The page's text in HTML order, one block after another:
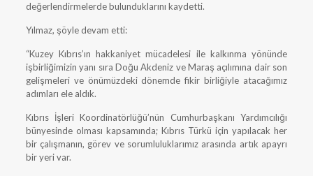
değerlendirmelerde bulunduklarını kaydetti.
Yılmaz, şöyle devam etti:
“Kuzey Kıbrıs’ın hakkaniyet mücadelesi ile kalkınma yönünde
işbirliğimizin yanı sıra Doğu Akdeniz ve Maraş açılımına dair son
gelişmeleri ve önümüzdeki dönemde fikir birliğiyle atacağımız
adımları ele aldık.
Kıbrıs İşleri Koordinatörlüğü’nün Cumhurbaşkanı Yardımcılığı
bünyesinde olması kapsamında; Kıbrıs Türkü için yapılacak her
bir çalışmanın, görev ve sorumluluklarımız arasında artık apayrı
bir yeri var.